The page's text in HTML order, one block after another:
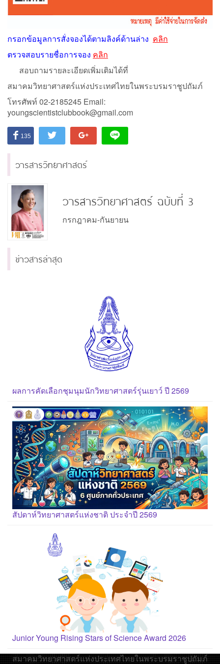
กรอกข้อมูลการสั่งจองได้ตามลิงค์ด้านล่าง คลิก
ตรวจสอบรายชื่อการจอง คลิก
สอบถามรายละเอียดเพิ่มเติมได้ที่
สมาคมวิทยาศาสตร์แห่งประเทศไทยในพระบรมราชูปถัมภ์
โทรศัพท์ 02-2185245 Email:
youngscientistclubbook@gmail.com
135
วารสารวิทยาศาสตร์
วารสารวิทยาศาสตร์ ฉบับที่ 3
กรกฎาคม-กันยายน
ข่าวสารล่าสุด
ผลการคัดเลือกชุมนุมนักวิทยาศาสตร์รุ่นเยาว์ ปี 2569
สัปดาห์วิทยาศาสตร์แห่งชาติ ประจำปี 2569
Junior Young Rising Stars of Science Award 2026
สมาคมวิทยาศาสตร์แห่งประเทศไทยในพระบรมราชูปถัมภ์